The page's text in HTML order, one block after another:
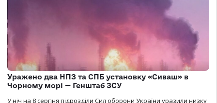
Уражено два НПЗ та СПБ установку «Сиваш» в
Чорному морі — Генштаб ЗСУ
У ніч на 8 серпня підрозділи Сил оборони України уразили низку